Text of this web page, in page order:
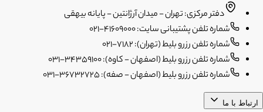
دفتر مرکزی: تهران - میدان آرژانتین - پایانه بیهقی
شماره تلفن پشتیبانی سایت: 41609000-021
شماره تلفن رزرو بلیط (تهران): 7182-021
شماره تلفن رزرو بلیط (اصفهان - کاوه): 34359100-031
شماره تلفن رزرو بلیط (اصفهان - صفه): 36732725-031
ارتباط با ما